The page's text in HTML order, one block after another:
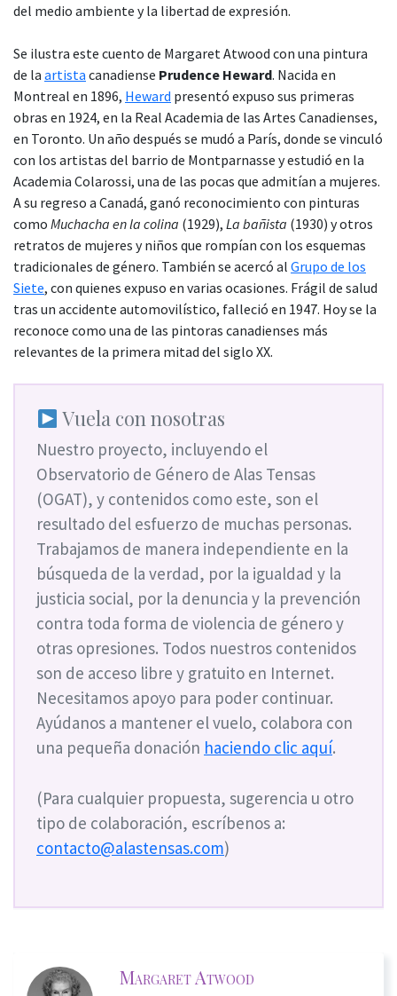
del medio ambiente y la libertad de expresión.
Se ilustra este cuento de Margaret Atwood con una pintura
de la artista canadiense Prudence Heward. Nacida en
Montreal en 1896, Heward presentó expuso sus primeras
obras en 1924, en la Real Academia de las Artes Canadienses,
en Toronto. Un año después se mudó a París, donde se vinculó
con los artistas del barrio de Montparnasse y estudió en la
Academia Colarossi, una de las pocas que admitían a mujeres.
A su regreso a Canadá, ganó reconocimiento con pinturas
como Muchacha en la colina (1929), La bañista (1930) y otros
retratos de mujeres y niños que rompían con los esquemas
tradicionales de género. También se acercó al Grupo de los
Siete, con quienes expuso en varias ocasiones. Frágil de salud
tras un accidente automovilístico, falleció en 1947. Hoy se la
reconoce como una de las pintoras canadienses más
relevantes de la primera mitad del siglo XX.
Vuela con nosotras
Nuestro proyecto, incluyendo el
Observatorio de Género de Alas Tensas
(OGAT), y contenidos como este, son el
resultado del esfuerzo de muchas personas.
Trabajamos de manera independiente en la
búsqueda de la verdad, por la igualdad y la
justicia social, por la denuncia y la prevención
contra toda forma de violencia de género y
otras opresiones. Todos nuestros contenidos
son de acceso libre y gratuito en Internet.
Necesitamos apoyo para poder continuar.
Ayúdanos a mantener el vuelo, colabora con
una pequeña donación haciendo clic aquí.
(Para cualquier propuesta, sugerencia u otro
tipo de colaboración, escríbenos a:
contacto@alastensas.com)
Margaret Atwood